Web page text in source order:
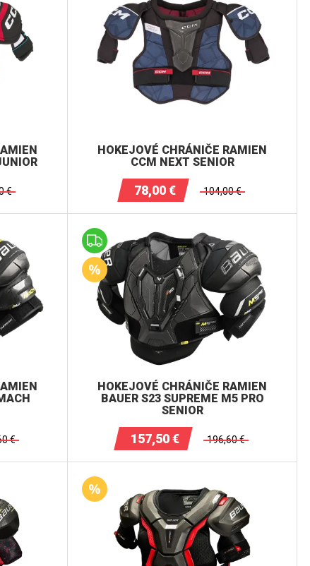
€
HOKEJOVÉ CHRÁNIČE RAMIEN
CCM NEXT SENIOR
78,00€ 104,00€
€
HOKEJOVÉ CHRÁNIČE RAMIEN
BAUER S23 SUPREME M5 PRO
SENIOR
157,50€ 196,60€